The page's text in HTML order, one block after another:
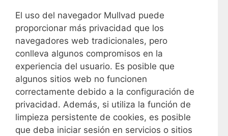
El uso del navegador Mullvad puede
proporcionar más privacidad que los
navegadores web tradicionales, pero
conlleva algunos compromisos en la
experiencia del usuario. Es posible que
algunos sitios web no funcionen
correctamente debido a la configuración de
privacidad. Además, si utiliza la función de
limpieza persistente de cookies, es posible
que deba iniciar sesión en servicios o sitios